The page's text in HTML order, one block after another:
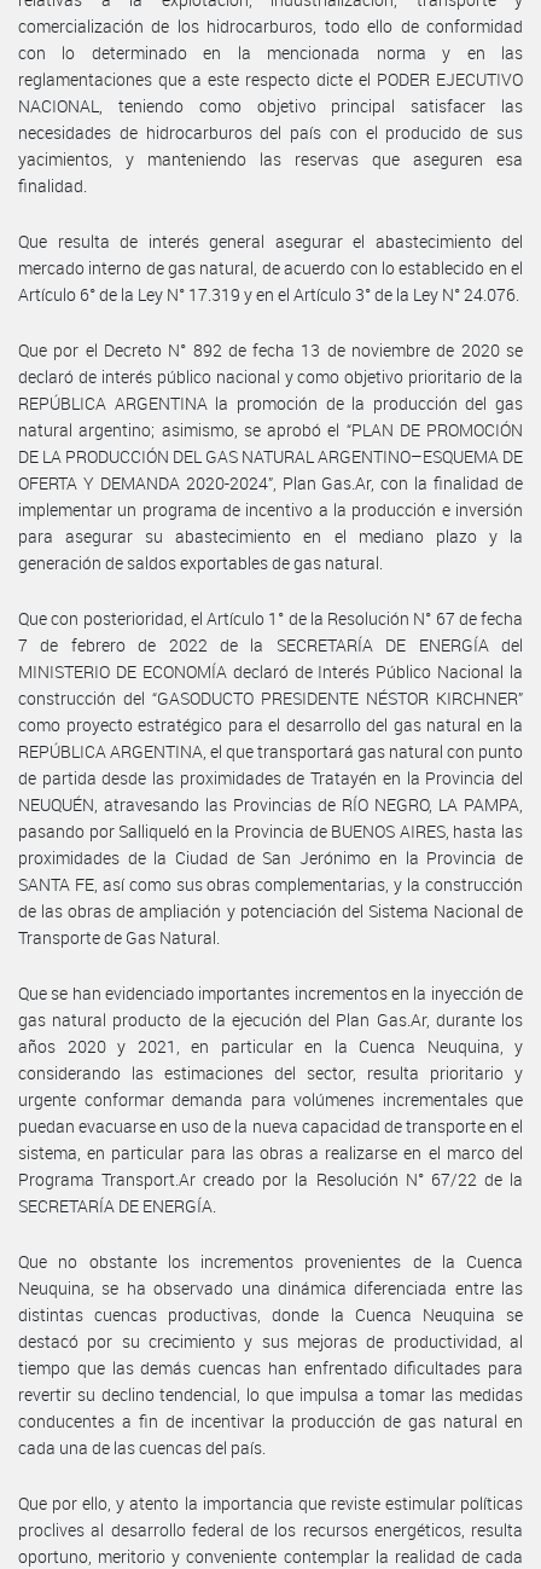
comercialización de los hidrocarburos, todo ello de conformidad
con lo determinado en la mencionada norma y en las
reglamentaciones que a este respecto dicte el PODER EJECUTIVO
NACIONAL, teniendo como objetivo principal satisfacer las
necesidades de hidrocarburos del país con el producido de sus
yacimientos, y manteniendo las reservas que aseguren esa
finalidad.
Que resulta de interés general asegurar el abastecimiento del
mercado interno de gas natural, de acuerdo con lo establecido en el
Artículo 6° de la Ley N° 17.319 y en el Artículo 3° de la Ley N° 24.076.
Que por el Decreto N° 892 de fecha 13 de noviembre de 2020 se
declaró de interés público nacional y como objetivo prioritario de la
REPÚBLICA ARGENTINA la promoción de la producción del gas
natural argentino; asimismo, se aprobó el “PLAN DE PROMOCIÓN
DE LA PRODUCCIÓN DEL GAS NATURAL ARGENTINO–ESQUEMA DE
OFERTA Y DEMANDA 2020-2024”, Plan Gas.Ar, con la finalidad de
implementar un programa de incentivo a la producción e inversión
para asegurar su abastecimiento en el mediano plazo y la
generación de saldos exportables de gas natural.
Que con posterioridad, el Artículo 1° de la Resolución N° 67 de fecha
7 de febrero de 2022 de la SECRETARÍA DE ENERGÍA del
MINISTERIO DE ECONOMÍA declaró de Interés Público Nacional la
construcción del “GASODUCTO PRESIDENTE NÉSTOR KIRCHNER”
como proyecto estratégico para el desarrollo del gas natural en la
REPÚBLICA ARGENTINA, el que transportará gas natural con punto
de partida desde las proximidades de Tratayén en la Provincia del
NEUQUÉN, atravesando las Provincias de RÍO NEGRO, LA PAMPA,
pasando por Salliqueló en la Provincia de BUENOS AIRES, hasta las
proximidades de la Ciudad de San Jerónimo en la Provincia de
SANTA FE, así como sus obras complementarias, y la construcción
de las obras de ampliación y potenciación del Sistema Nacional de
Transporte de Gas Natural.
Que se han evidenciado importantes incrementos en la inyección de
gas natural producto de la ejecución del Plan Gas.Ar, durante los
años 2020 y 2021, en particular en la Cuenca Neuquina, y
considerando las estimaciones del sector, resulta prioritario y
urgente conformar demanda para volúmenes incrementales que
puedan evacuarse en uso de la nueva capacidad de transporte en el
sistema, en particular para las obras a realizarse en el marco del
Programa Transport.Ar creado por la Resolución N° 67/22 de la
SECRETARÍA DE ENERGÍA.
Que no obstante los incrementos provenientes de la Cuenca
Neuquina, se ha observado una dinámica diferenciada entre las
distintas cuencas productivas, donde la Cuenca Neuquina se
destacó por su crecimiento y sus mejoras de productividad, al
tiempo que las demás cuencas han enfrentado dificultades para
revertir su declino tendencial, lo que impulsa a tomar las medidas
conducentes a fin de incentivar la producción de gas natural en
cada una de las cuencas del país.
Que por ello, y atento la importancia que reviste estimular políticas
proclives al desarrollo federal de los recursos energéticos, resulta
oportuno, meritorio y conveniente contemplar la realidad de cada